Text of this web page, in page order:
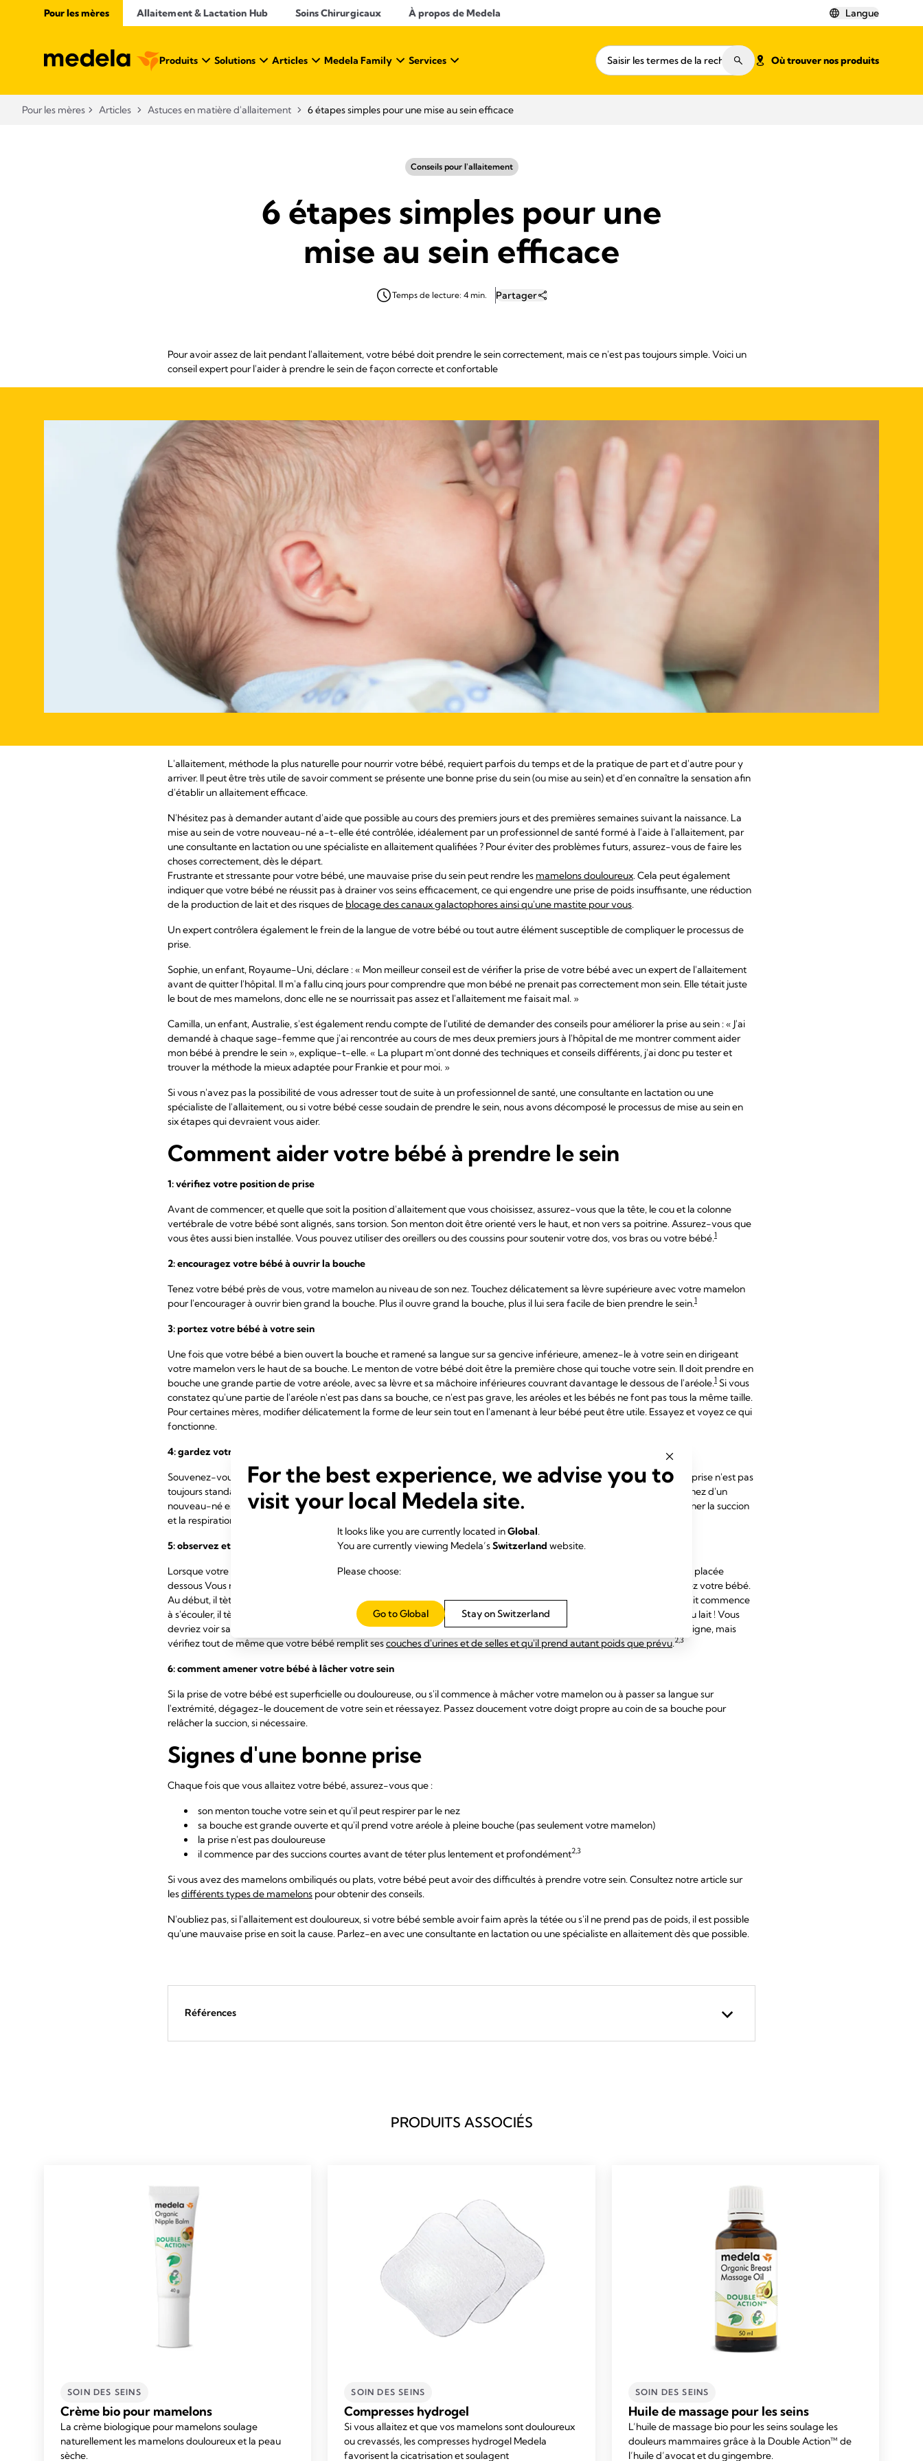
Pour les mères Allaitement & Lactation Hub​ Soins Chirurgicaux À propos de Medela Langue
Produits Solutions Articles Medela Family Services Où trouver nos produits
Pour les mères Articles Astuces en matière d'allaitement 6 étapes simples pour une mise au sein efficace
Conseils pour l'allaitement
6 étapes simples pour une
mise au sein efficace
Temps de lecture: 4 min. Partager
Pour avoir assez de lait pendant l'allaitement, votre bébé doit prendre le sein correctement, mais ce n'est pas toujours simple. Voici un
conseil expert pour l'aider à prendre le sein de façon correcte et confortable
L'allaitement, méthode la plus naturelle pour nourrir votre bébé, requiert parfois du temps et de la pratique de part et d'autre pour y
arriver. Il peut être très utile de savoir comment se présente une bonne prise du sein (ou mise au sein) et d'en connaître la sensation afin
d'établir un allaitement efficace.
N'hésitez pas à demander autant d'aide que possible au cours des premiers jours et des premières semaines suivant la naissance. La
mise au sein de votre nouveau-né a-t-elle été contrôlée, idéalement par un professionnel de santé formé à l'aide à l'allaitement, par
une consultante en lactation ou une spécialiste en allaitement qualifiées ? Pour éviter des problèmes futurs, assurez-vous de faire les
choses correctement, dès le départ.
Frustrante et stressante pour votre bébé, une mauvaise prise du sein peut rendre les mamelons douloureux. Cela peut également
indiquer que votre bébé ne réussit pas à drainer vos seins efficacement, ce qui engendre une prise de poids insuffisante, une réduction
de la production de lait et des risques de blocage des canaux galactophores ainsi qu'une mastite pour vous.
Un expert contrôlera également le frein de la langue de votre bébé ou tout autre élément susceptible de compliquer le processus de
prise.
Sophie, un enfant, Royaume-Uni, déclare : « Mon meilleur conseil est de vérifier la prise de votre bébé avec un expert de l'allaitement
avant de quitter l'hôpital. Il m'a fallu cinq jours pour comprendre que mon bébé ne prenait pas correctement mon sein. Elle tétait juste
le bout de mes mamelons, donc elle ne se nourrissait pas assez et l'allaitement me faisait mal. »
Camilla, un enfant, Australie, s'est également rendu compte de l'utilité de demander des conseils pour améliorer la prise au sein : « J'ai
demandé à chaque sage-femme que j'ai rencontrée au cours de mes deux premiers jours à l'hôpital de me montrer comment aider
mon bébé à prendre le sein », explique-t-elle. « La plupart m'ont donné des techniques et conseils différents, j'ai donc pu tester et
trouver la méthode la mieux adaptée pour Frankie et pour moi. »
Si vous n'avez pas la possibilité de vous adresser tout de suite à un professionnel de santé, une consultante en lactation ou une
spécialiste de l'allaitement, ou si votre bébé cesse soudain de prendre le sein, nous avons décomposé le processus de mise au sein en
six étapes qui devraient vous aider.
Comment aider votre bébé à prendre le sein
1: vérifiez votreposition de prise
Avant de commencer, et quelle que soit la position d'allaitement que vous choisissez, assurez-vous que la tête, le cou et la colonne
vertébrale de votre bébé sont alignés, sans torsion. Son menton doit être orienté vers le haut, et non vers sa poitrine. Assurez-vous que
vous êtes aussi bien installée. Vous pouvez utiliser des oreillers ou des coussins pour soutenir votre dos, vos bras ou votre bébé.1
2: encouragez votre bébé à ouvrir la bouche
Tenez votre bébé près de vous, votre mamelon au niveau de son nez. Touchez délicatement sa lèvre supérieure avec votre mamelon
pour l'encourager à ouvrir bien grand la bouche. Plus il ouvre grand la bouche, plus il lui sera facile de bien prendre le sein.1
3: portez votre bébé à votre sein
Une fois que votre bébé a bien ouvert la bouche et ramené sa langue sur sa gencive inférieure, amenez-le à votre sein en dirigeant
votre mamelon vers le haut de sa bouche. Le menton de votre bébé doit être la première chose qui touche votre sein. Il doit prendre en
bouche une grande partie de votre aréole, avec sa lèvre et sa mâchoire inférieures couvrant davantage le dessous de l'aréole.1 Si vous
constatez qu'une partie de l'aréole n'est pas dans sa bouche, ce n'est pas grave, les aréoles et les bébés ne font pas tous la même taille.
Pour certaines mères, modifier délicatement la forme de leur sein tout en l'amenant à leur bébé peut être utile. Essayez et voyez ce qui
fonctionne.
4: gardez votre bébé tout près de vous pendant la
Souvenez-vous que les mères ont toutes des formes de sein et des positions de mamelon différentes, par conséquent la prise n'est pas
toujours standard. Gardez autant que possible votre bébé près de vous, avec son menton en contact avec votre sein. Le nez d'un
nouveau-né est orienté vers le haut afin qu'il puisse respirer facilement lorsqu'il prend le sein et qu'il apprenne à coordonner la succion
et la respiration facilement.
5: observez et écoutez
Lorsque votre bébé tète, votre mamelon doit toucher la voûte de son palais et être délicatement maintenu par sa langue placée
dessous Vous ne devez pas ressentir d'inconfort pendant la prise du sein, mais plutôt une sensation d'aspiration. Observez votre bébé.
Au début, il tètera brièvement et rapidement pour stimuler votre écoulement de lait (réflexe d'écoulement). Lorsque le lait commence
à s'écouler, il tète plus lentement et plus profondément en faisant des pauses. C'est un bon signe, cela indique qu'il boit du lait ! Vous
devriez voir sa mâchoire bouger et entendre des bruits de succion et de déglutition pendant qu'il tète. Tout cela est bon signe, mais
vérifiez tout de même que votre bébé remplit sescouches d'urines et de selles et qu'il prend autant poids que prévu.2,3
6:comment amenervotre bébéà lâcher votre sein
Si la prise de votre bébé est superficielle ou douloureuse, ou s'il commence à mâcher votre mamelon ou à passer sa langue sur
l'extrémité, dégagez-le doucement de votre sein et réessayez. Passez doucement votre doigt propre au coin de sa bouche pour
relâcher la succion, si nécessaire.
Signes d'une bonne prise
Chaque fois que vous allaitez votre bébé, assurez-vous que :
son menton touche votre sein et qu'il peut respirer par le nez
sa bouche est grande ouverte et qu'il prend votre aréole à pleine bouche (pas seulement votre mamelon)
la prise n'est pas douloureuse
il commence par des succions courtes avant de téter plus lentement et profondément2,3
Si vous avez des mamelons ombiliqués ou plats, votre bébé peut avoir des difficultés à prendre votre sein. Consultez notre article sur
lesdifférents types de mamelons pour obtenir des conseils.
N'oubliez pas, si l'allaitement est douloureux, si votre bébé semble avoir faim après la tétée ou s'il ne prend pas de poids, il est possible
qu'une mauvaise prise en soit la cause. Parlez-en avec une consultante en lactation ou une spécialiste en allaitement dès que possible.
Références
PRODUITS ASSOCIÉS
SOIN DES SEINS
Crème bio pour mamelons
La crème biologique pour mamelons soulage
naturellement les mamelons douloureux et la peau
sèche.
SOIN DES SEINS
Compresses hydrogel
Si vous allaitez et que vos mamelons sont douloureux
ou crevassés, les compresses hydrogel Medela
favorisent la cicatrisation et soulagent
SOIN DES SEINS
Huile de massage pour les seins
L’huile de massage bio pour les seins soulage les
douleurs mammaires grâce à la Double Action™ de
l’huile d’avocat et du gingembre.
For the best experience, we advise you to
visit your local Medela site.
It looks like you are currently located inGlobal.
You are currently viewing Medela’sSwitzerland website.
Please choose:
Stay on Switzerland
Go to Global